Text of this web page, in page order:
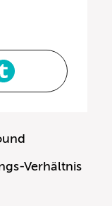
Verhältnis